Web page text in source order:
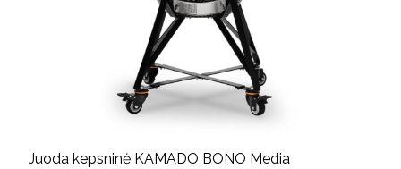
Juoda kepsninė KAMADO BONO Media